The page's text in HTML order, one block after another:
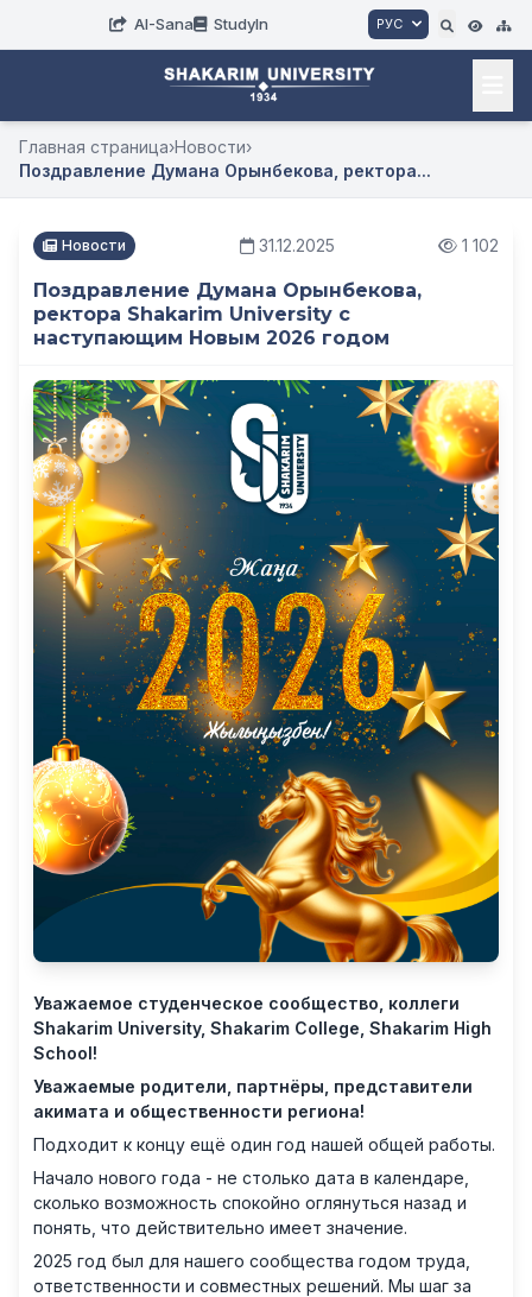
AI-Sana StudyIn РУС
Главная страница›Новости›
Поздравление Думана Орынбекова, ректора...
Новости 31.12.2025 1 102
Поздравление Думана Орынбекова,
ректора Shakarim University с
наступающим Новым 2026 годом
Уважаемое студенческое сообщество, коллеги
Shakarim University, Shakarim College, Shakarim High
School!
Уважаемые родители, партнёры, представители
акимата и общественности региона!
Подходит к концу ещё один год нашей общей работы.
Начало нового года - не столько дата в календаре,
сколько возможность спокойно оглянуться назад и
понять, что действительно имеет значение.
2025 год был для нашего сообщества годом труда,
ответственности и совместных решений. Мы шаг за